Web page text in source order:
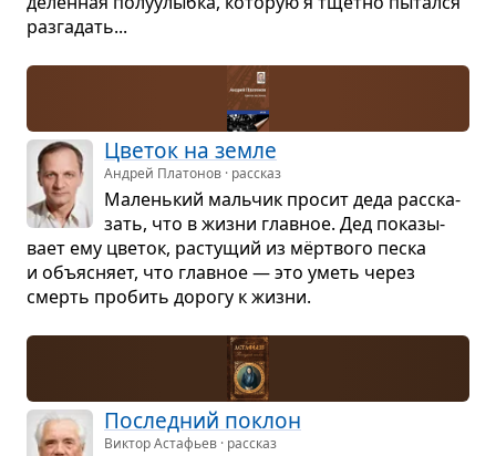
раз­га­дать...
Цве­ток на земле
Андрей Платонов · рассказ
Малень­кий маль­чик про­сит деда рас­ска­
зать, что в жизни глав­ное. Дед пока­зы­
вает ему цве­ток, рас­ту­щий из мёрт­вого песка
и объ­яс­няет, что глав­ное — это уметь через
смерть про­бить дорогу к жизни.
Послед­ний поклон
Виктор Астафьев · рассказ